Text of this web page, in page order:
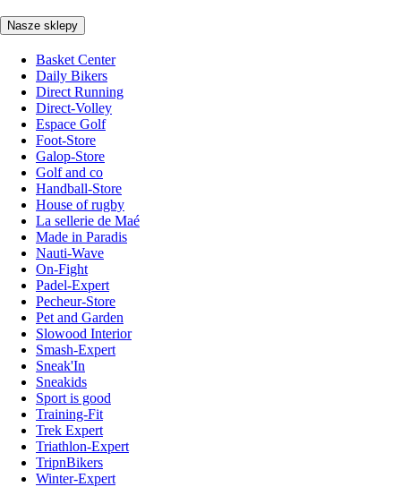
Nasze sklepy
Basket Center
Daily Bikers
Direct Running
Direct-Volley
Espace Golf
Foot-Store
Galop-Store
Golf and co
Handball-Store
House of rugby
La sellerie de Maé
Made in Paradis
Nauti-Wave
On-Fight
Padel-Expert
Pecheur-Store
Pet and Garden
Slowood Interior
Smash-Expert
Sneak'In
Sneakids
Sport is good
Training-Fit
Trek Expert
Triathlon-Expert
TripnBikers
Winter-Expert